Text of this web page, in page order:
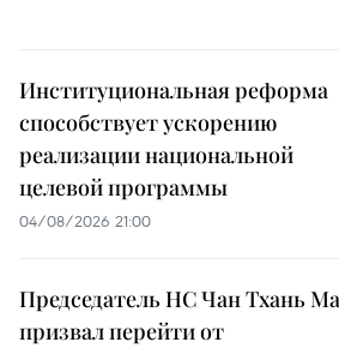
Институциональная реформа
способствует ускорению
реализации национальной
целевой программы
04/08/2026 21:00
Председатель НС Чан Тхань
призвал перейти от